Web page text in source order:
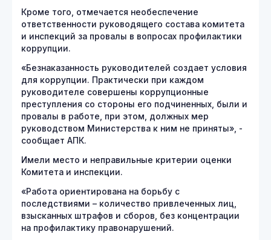
Кроме того, отмечается необеспечение
ответственности руководящего состава комитета
и инспекций за провалы в вопросах профилактики
коррупции.
«Безнаказанность руководителей создает условия
для коррупции. Практически при каждом
руководителе совершены коррупционные
преступления со стороны его подчиненных, были и
провалы в работе, при этом, должных мер
руководством Министерства к ним не приняты», -
сообщает АПК.
Имели место и неправильные критерии оценки
Комитета и инспекции.
«Работа ориентирована на борьбу с
последствиями – количество привлеченных лиц,
взысканных штрафов и сборов, без концентрации
на профилактику правонарушений.